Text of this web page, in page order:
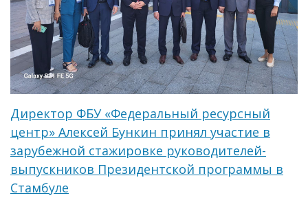
Директор ФБУ «Федеральный ресурсный
центр» Алексей Бункин принял участие в
зарубежной стажировке руководителей-
выпускников Президентской программы в
Стамбуле